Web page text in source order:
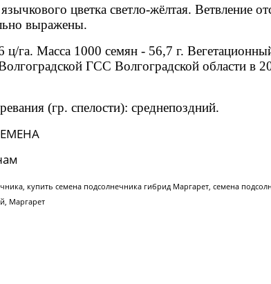
цветка светло-жёлтая. Ветвление
выражены.
га. Масса 1000 семян - 56,7 г.
ГСС Волгоградской области в
(гр. спелости): среднепоздний.
купить семена подсолнечника гибрид Маргарет , семена
Маргарет